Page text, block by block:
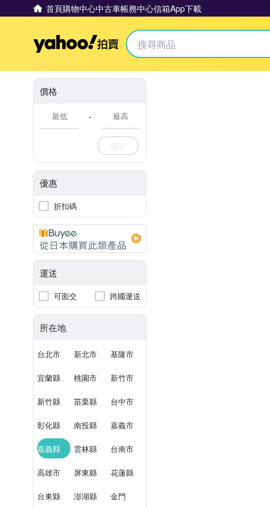
首頁購物中心中古車帳務中心信箱App下載
Yahoo拍賣
價格
-
確定
優惠
折扣碼
運送
可面交 跨國運送
所在地
台北市 新北市 基隆市
宜蘭縣 桃園市 新竹市
新竹縣 苗栗縣 台中市
彰化縣 南投縣 嘉義市
嘉義縣 雲林縣 台南市
高雄市 屏東縣 花蓮縣
台東縣 澎湖縣 金門